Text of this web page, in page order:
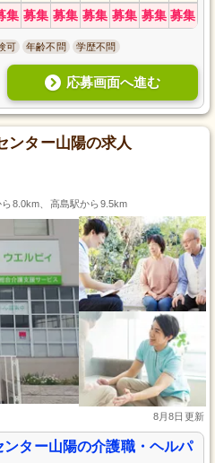
集 募集 募集 募集 募集 募集 募集
可 年齢不問 学歴不問
応募画面へ進む
ンター山陽の求人
8.0km、高島駅から9.5km
8月8日更新
ター山陽の介護職・ヘルパ